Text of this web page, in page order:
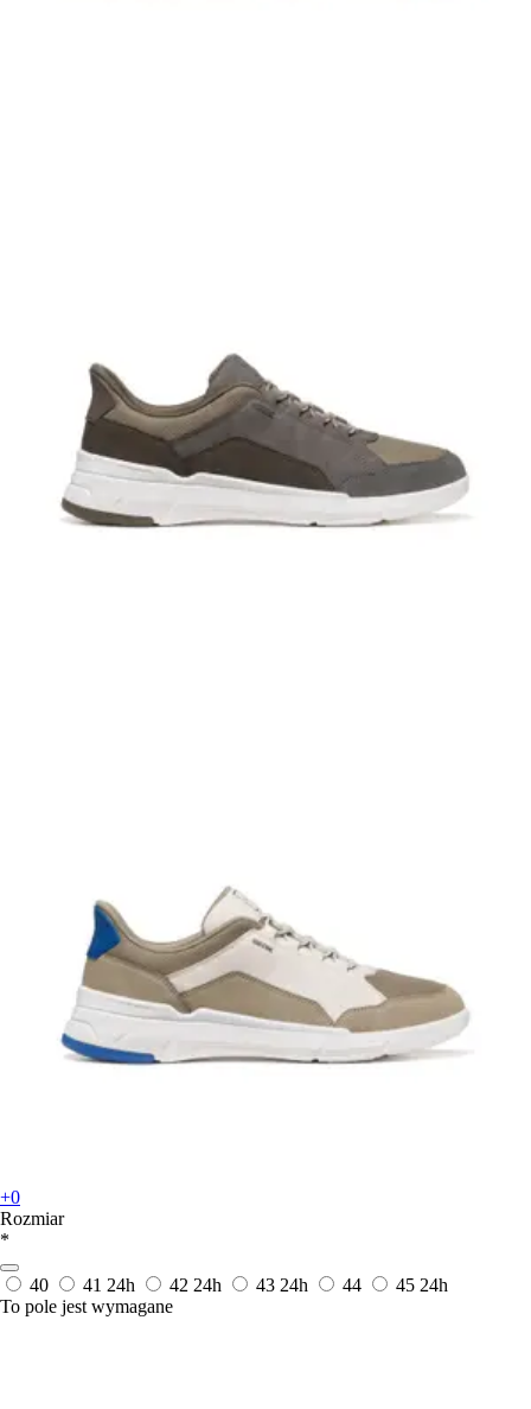
+0
Rozmiar
*
40 41 24h 42 24h 43 24h 44 45 24h
To pole jest wymagane